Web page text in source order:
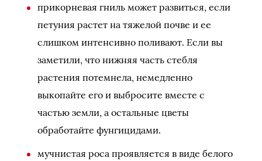
прикорневая гниль может развиться, если
петуния растет на тяжелой почве и ее
слишком интенсивно поливают. Если вы
заметили, что нижняя часть стебля
растения потемнела, немедленно
выкопайте его и выбросите вместе с
частью земли, а остальные цветы
обработайте фунгицидами.
мучнистая роса проявляется в виде белого